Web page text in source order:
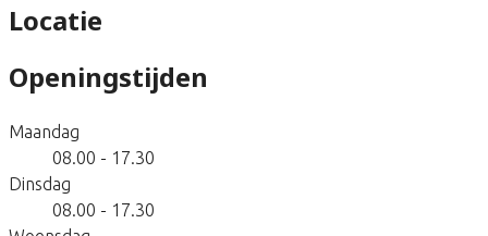
Locatie
Openingstijden
Maandag
08.00 - 17.30
Dinsdag
08.00 - 17.30